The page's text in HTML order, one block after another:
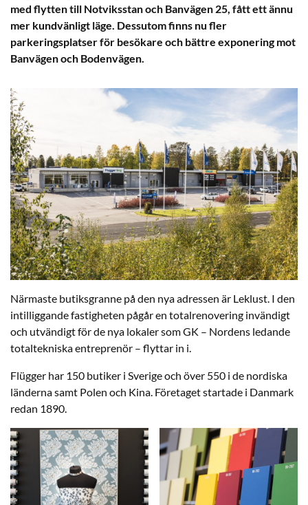
med flytten till Notviksstan och Banvägen 25, fått ett ännu
mer kundvänligt läge. Dessutom finns nu fler
parkeringsplatser för besökare och bättre exponering mot
Banvägen och Bodenvägen.
Närmaste butiksgranne på den nya adressen är Leklust. I den
intilliggande fastigheten pågår en totalrenovering invändigt
och utvändigt för de nya lokaler som GK – Nordens ledande
totaltekniska entreprenör – flyttar in i.
Flügger har 150 butiker i Sverige och över 550 i de nordiska
länderna samt Polen och Kina. Företaget startade i Danmark
redan 1890.